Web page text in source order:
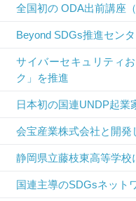
全国初の ODA出前講座
Beyond SDGs推進セン
サイバーセキュリティ
ク」を推進
日本初の国連UNDP起業
会宝産業株式会社と開
静岡県立藤枝東高等学
国連主導のSDGsネット